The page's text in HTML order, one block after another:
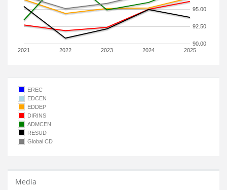
2021 2022 2023 2024 2025
90.00
92.50
95.00
EREC
EDCEN
EDDEP
DIRINS
ADMCEN
RESUD
Global CD
Media